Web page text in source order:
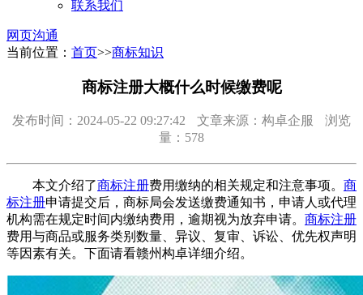
联系我们
网页沟通
当前位置： 首页>>商标知识
商标注册大概什么时候缴费呢
发布时间：2024-05-22 09:27:42 文章来源：构卓企服
浏览
量：578
本文介绍了商标注册费用缴纳的相关规定和注意事项。 商
标注册申请提交后，商标局会发送缴费通知书，申请人或代理
机构需在规定时间内缴纳费用，逾期视为放弃申请。 商标注册
费用与商品或服务类别数量、异议、复审、诉讼、优先权声明
等因素有关。下面请看赣州构卓详细介绍。